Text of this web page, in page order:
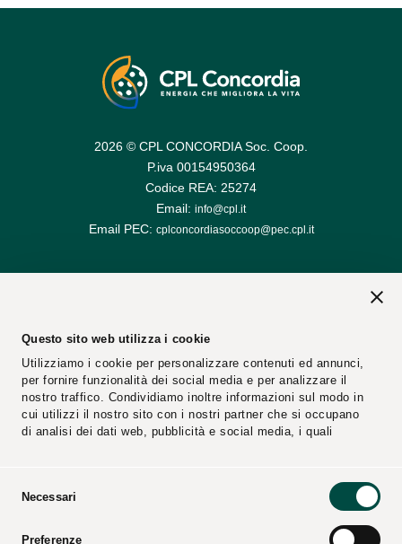
Questo sito web utilizza i cookie
Utilizziamo i cookie per personalizzare contenuti ed annunci,
per fornire funzionalità dei social media e per analizzare il
nostro traffico. Condividiamo inoltre informazioni sul modo in
cui utilizzi il nostro sito con i nostri partner che si occupano
di analisi dei dati web, pubblicità e social media, i quali
Necessari
Preferenze
2026 © CPL CONCORDIA Soc. Coop.
P.iva 00154950364
Codice REA: 25274
Email: info@cpl.it
Email PEC: cplconcordiasoccoop@pec.cpl.it